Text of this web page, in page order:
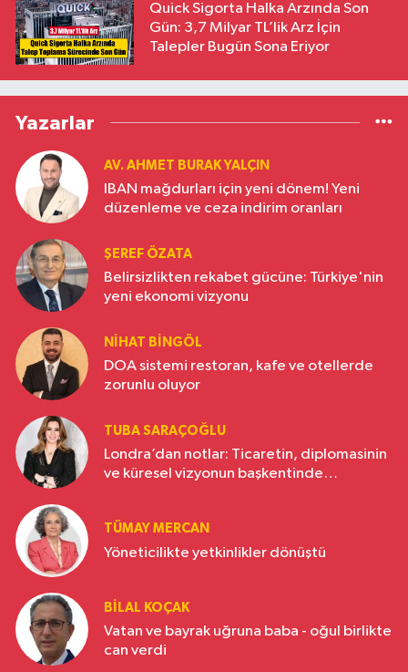
Quick Sigorta Halka Arzında Son
Gün: 3,7 Milyar TL’lik Arz İçin
Talepler Bugün Sona Eriyor
Yazarlar
AV. AHMET BURAK YALÇIN
IBAN mağdurları için yeni dönem! Yeni
düzenleme ve ceza indirim oranları
ŞEREF ÖZATA
Belirsizlikten rekabet gücüne: Türkiye'nin
yeni ekonomi vizyonu
NIHAT BINGÖL
DOA sistemi restoran, kafe ve otellerde
zorunlu oluyor
TUBA SARAÇOĞLU
Londra’dan notlar: Ticaretin, diplomasinin
ve küresel vizyonun başkentinde
TÜMAY MERCAN
Yöneticilikte yetkinlikler dönüştü
BILAL KOÇAK
Vatan ve bayrak uğruna baba - oğul birlikte
can verdi